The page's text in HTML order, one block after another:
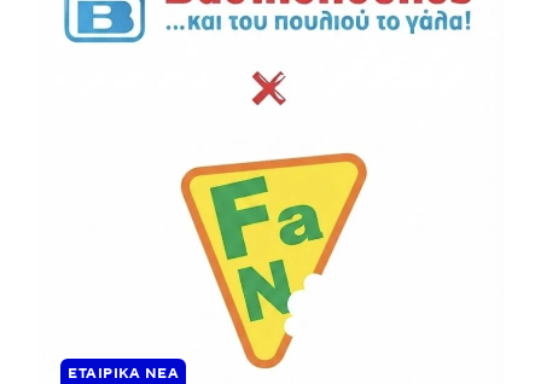
ΕΤΑΙΡΙΚΆ ΝΈΑ